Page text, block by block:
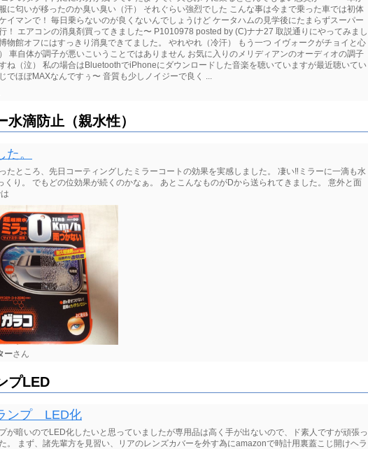
に匂いが移ったのか臭い臭い（汗） それぐらい強烈でした こんな事は今まで乗った車では初体
イマンで！ 毎日乗らないのが良くないんでしょうけど ケータハムの見学後にたまらずスーパー
！ エアコンの消臭剤買ってきました〜 P1010978 posted by (C)ナナ27 取説通りにやってみまし
物館オフにはすっきり消臭できてました。 やれやれ（冷汗） もう一つ イヴォークがチョイと心
車自体が調子が悪いこいうことではありません お気に入りのメリディアンのオーディオの調子
ね（泣） 私の場合はBluetoothでiPhoneにダウンロードした音楽を聴いていますが最近聴いてい
でほぼMAXなんですぅ〜 音質も少しノイジーで良く ...
水滴防止（親水性）
。
たところ、先日コーティングしたミラーコートの効果を実感しました。 凄い‼️ミラーに一滴も水
くり。 でもどの位効果が続くのかなぁ。 あとこんなものがDから送られてきました。 意外と面
ーさん
プLED
ンプ LED化
が暗いのでLED化したいと思っていましたが専用品は高く手が出ないので、ド素人ですが頑張っ
。 まず、諸先輩方を見習い、リアのレンズカバーを外す為にamazonで時計用裏蓋こじ開けヘラ